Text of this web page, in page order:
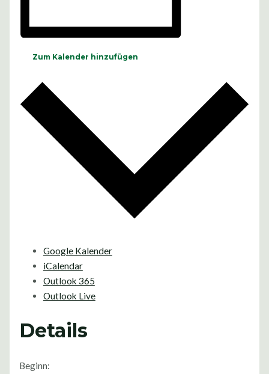
Zum Kalender hinzufügen
Google Kalender
iCalendar
Outlook 365
Outlook Live
Details
Beginn: